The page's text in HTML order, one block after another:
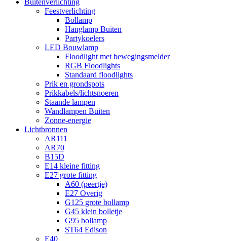
Buitenverlichting
Feestverlichting
Bollamp
Hanglamp Buiten
Partykoelers
LED Bouwlamp
Floodlight met bewegingsmelder
RGB Floodlights
Standaard floodlights
Prik en grondspots
Prikkabels/lichtsnoeren
Staande lampen
Wandlampen Buiten
Zonne-energie
Lichtbronnen
AR111
AR70
B15D
E14 kleine fitting
E27 grote fitting
A60 (peertje)
E27 Overig
G125 grote bollamp
G45 klein bolletje
G95 bollamp
ST64 Edison
E40